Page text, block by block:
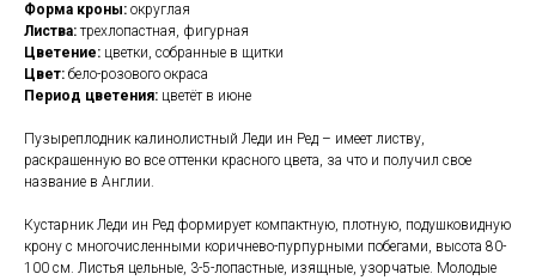
Форма кроны: округлая
Листва: трехлопастная, фигурная
Цветение: цветки, собранные в щитки
Цвет: бело-розового окраса
Период цветения: цветёт в июне
Пузыреплодник калинолистный Леди ин Ред – имеет листву,
раскрашенную во все оттенки красного цвета, за что и получил свое
название в Англии.
Кустарник Леди ин Ред формирует компактную, плотную, подушковидную
крону с многочисленными коричнево-пурпурными побегами, высота 80-
100 см. Листья цельные, 3-5-лопастные, изящные, узорчатые. Молодые